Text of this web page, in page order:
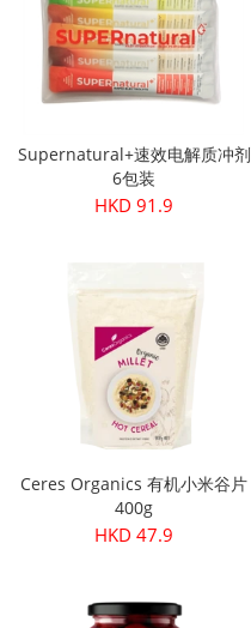
Supernatural+速效电解质冲剂
6包装
HKD 91.9
Ceres Organics 有机小米谷片
400g
HKD 47.9